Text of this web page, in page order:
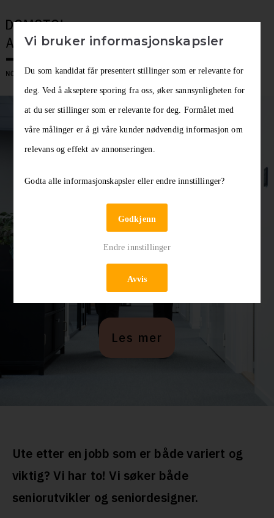
Vi bruker informasjonskapsler
Du som kandidat får presentert stillinger som er relevante for
deg. Ved å akseptere sporing fra oss, øker sannsynligheten for
at du ser stillinger som er relevante for deg. Formålet med
våre målinger er å gi våre kunder nødvendig informasjon om
relevans og effekt av annonseringen.
Godta alle informasjonskapsler eller endre innstillinger?
Godkjenn
Endre innstillinger
Avvis
IT og digitalisering i
Domstoladministrasjonen
Les mer
Ute etter en jobb som er både variert og
viktig? Vi har to! Vi søker både
seniorutvikler og seniordesigner.